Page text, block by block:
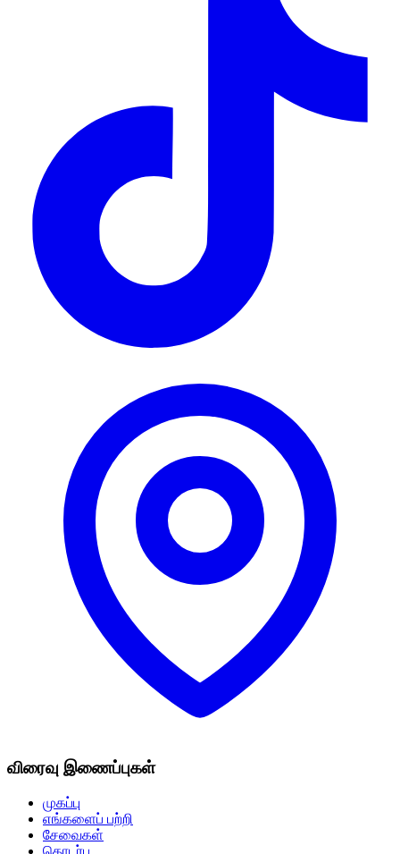
விரைவு இணைப்புகள்
முகப்பு
எங்களைப் பற்றி
சேவைகள்
தொடர்பு